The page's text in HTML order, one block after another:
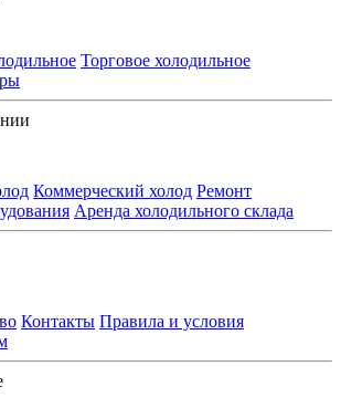
Торговое холодильное
Коммерческий холод Ремонт
Аренда холодильного склада
Контакты Правила и условия